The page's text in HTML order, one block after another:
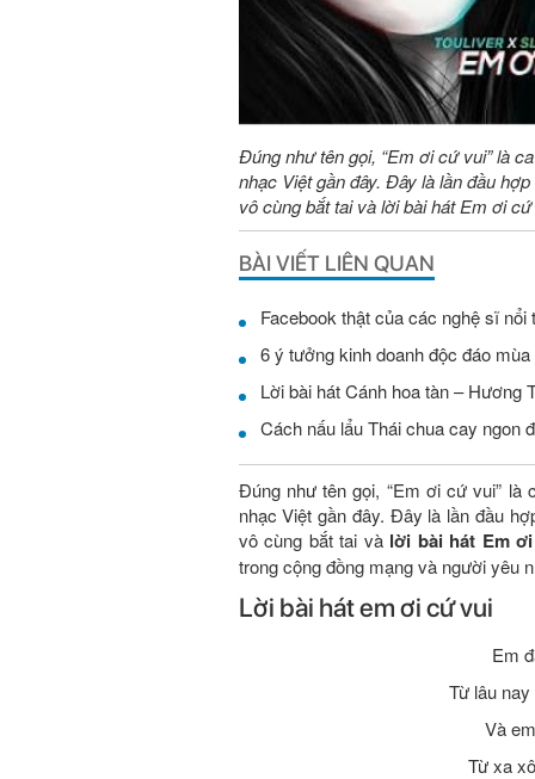
Đúng như tên gọi, “Em ơi cứ vui” là
nhạc Việt gần đây. Đây là lần đầu
vô cùng bắt tai và lời bài hát Em ơi
BÀI VIẾT LIÊN QUAN
Facebook thật của các nghệ sĩ nổi
6 ý tưởng kinh doanh độc đáo
Lời bài hát Cánh hoa tàn – Hương
Cách nấu lẩu Thái chua cay ngon
Đúng như tên gọi, “Em ơi cứ vui”
nhạc Việt gần đây. Đây là lần đầu
vô cùng bắt tai và lời bài hát Em
trong cộng đồng mạng và người yêu
Lời bài hát em ơi cứ vui
Em
Từ lâu
Và
Từ xa